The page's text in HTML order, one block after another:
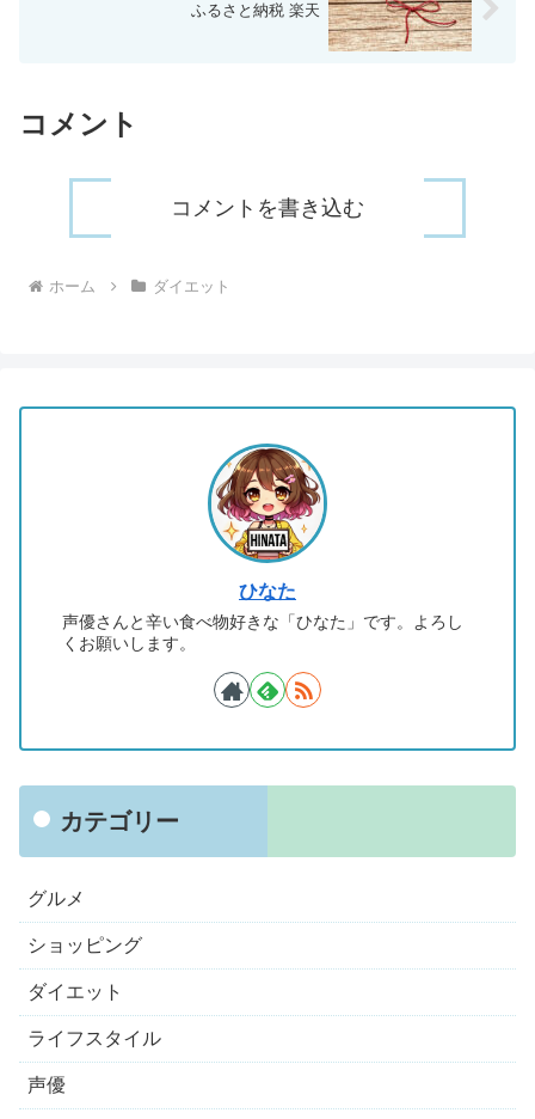
ふるさと納税 楽天
コメント
コメントを書き込む
ホーム ダイエット
ひなた
声優さんと辛い食べ物好きな「ひなた」です。よろし
くお願いします。
カテゴリー
グルメ
ショッピング
ダイエット
ライフスタイル
声優